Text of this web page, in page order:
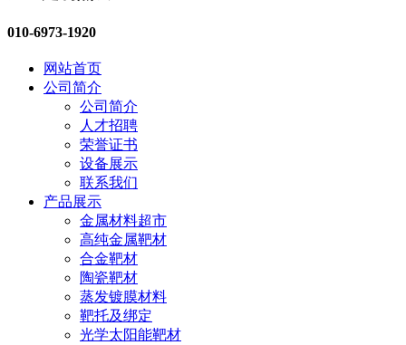
010-6973-1920
网站首页
公司简介
公司简介
人才招聘
荣誉证书
设备展示
联系我们
产品展示
金属材料超市
高纯金属靶材
合金靶材
陶瓷靶材
蒸发镀膜材料
靶托及绑定
光学太阳能靶材